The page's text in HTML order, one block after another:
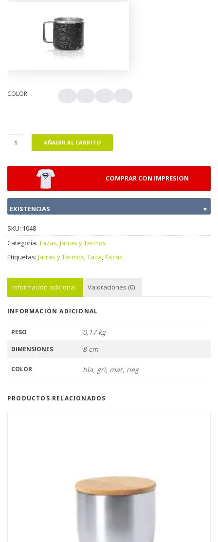
COLOR
AÑADIR AL CARRITO
COMPRAR CON IMPRESION
EXISTENCIAS ▼
SKU: 1048
Categoría: Tazas, Jarras y Termos
Etiquetas: Jarras y Termos,Taza,Tazas
Información adicional Valoraciones (0)
INFORMACIÓN ADICIONAL
PESO 0,17 kg
DIMENSIONES 8 cm
COLOR bla, gri, mar, neg
PRODUCTOS RELACIONADOS